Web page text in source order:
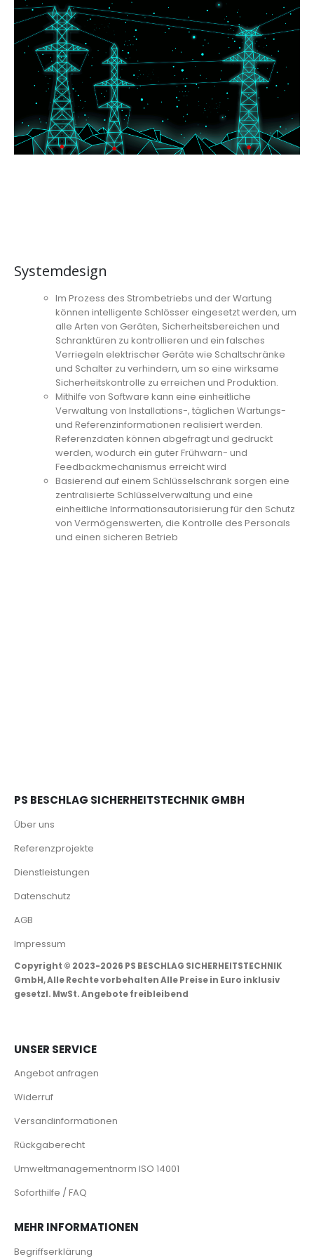
Systemdesign
Im Prozess des Strombetriebs und der Wartung
können intelligente Schlösser eingesetzt werden, um
alle Arten von Geräten, Sicherheitsbereichen und
Schranktüren zu kontrollieren und ein falsches
Verriegeln elektrischer Geräte wie Schaltschränke
und Schalter zu verhindern, um so eine wirksame
Sicherheitskontrolle zu erreichen und Produktion.
Mithilfe von Software kann eine einheitliche
Verwaltung von Installations-, täglichen Wartungs-
und Referenzinformationen realisiert werden.
Referenzdaten können abgefragt und gedruckt
werden, wodurch ein guter Frühwarn- und
Feedbackmechanismus erreicht wird
Basierend auf einem Schlüsselschrank sorgen eine
zentralisierte Schlüsselverwaltung und eine
einheitliche Informationsautorisierung für den Schutz
von Vermögenswerten, die Kontrolle des Personals
und einen sicheren Betrieb
PS BESCHLAG SICHERHEITSTECHNIK GMBH
Über uns
Referenzprojekte
Dienstleistungen
Datenschutz
AGB
Impressum
Copyright © 2023-2026 PS BESCHLAG SICHERHEITSTECHNIK
GmbH, Alle Rechte vorbehalten Alle Preise in Euro inklusiv
gesetzl. MwSt. Angebote freibleibend
UNSER SERVICE
Angebot anfragen
Widerruf
Versandinformationen
Rückgaberecht
Umweltmanagementnorm ISO 14001
Soforthilfe / FAQ
MEHR INFORMATIONEN
Begriffserklärung